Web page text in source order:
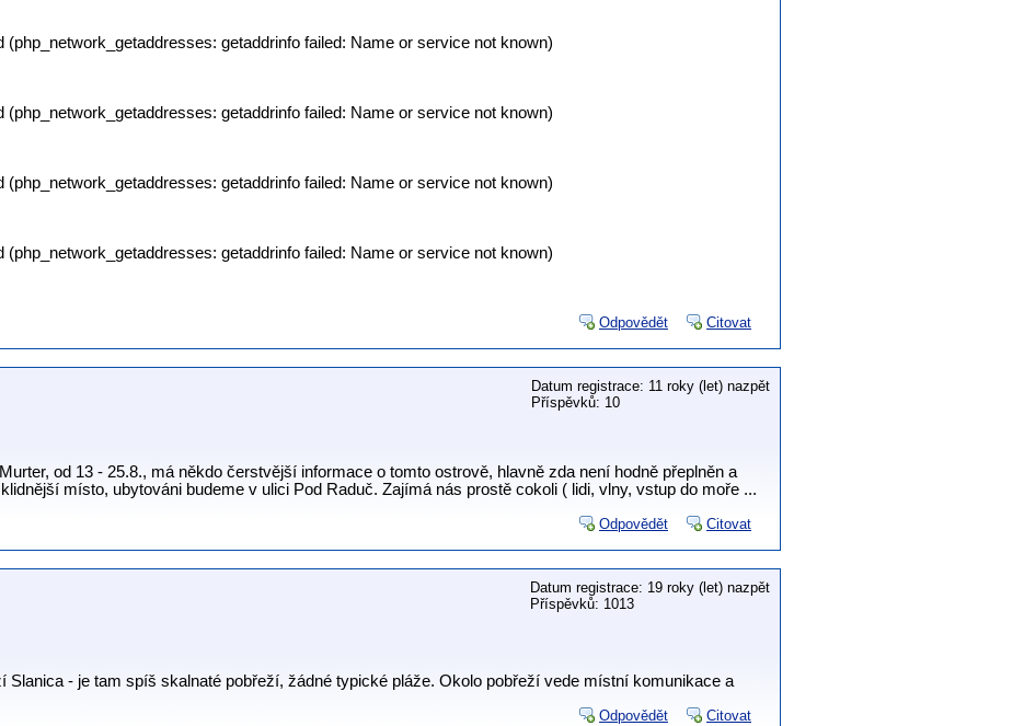
(php_network_getaddresses: getaddrinfo failed: Name or service not known)
(php_network_getaddresses: getaddrinfo failed: Name or service not known)
(php_network_getaddresses: getaddrinfo failed: Name or service not known)
(php_network_getaddresses: getaddrinfo failed: Name or service not known)
Odpovědět Citovat
Datum registrace: 11 roky (let) nazpět
Příspěvků: 10
od 13 - 25.8., má někdo čerstvější informace o tomto ostrově, hlavně zda není hodně přeplněn a
místo, ubytováni budeme v ulici Pod Raduč. Zajímá nás prostě cokoli ( lidi, vlny, vstup do moře ...
Odpovědět Citovat
Datum registrace: 19 roky (let) nazpět
Příspěvků: 1013
Slanica - je tam spíš skalnaté pobřeží, žádné typické pláže. Okolo pobřeží vede místní komunikace a
Odpovědět Citovat